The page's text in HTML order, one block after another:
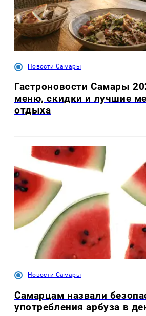
Новости Самары
Гастроновости Самары
меню, скидки и лучшие
отдыха
Новости Самары
Самарцам назвали
употребления арбуза в